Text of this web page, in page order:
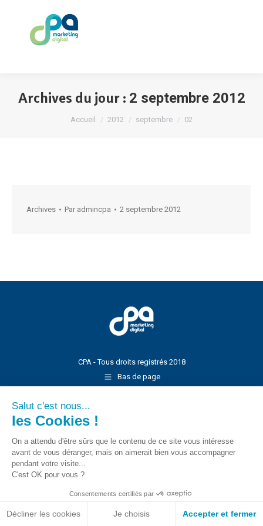
Archives du jour : 2 septembre 2012
Vous êtes ici :
Accueil 2012 septembre 02
Archives Par admincpa 2 septembre 2012
CPA - Tous droits registrés 2018
Bas de page
Salut c'est nous...
les Cookies !
On a attendu d'être sûrs que le contenu de ce site vous intéresse
avant de vous déranger, mais on aimerait bien vous accompagner
pendant votre visite...
C'est OK pour vous ?
Consentements certifiés par
Décliner les cookies Je choisis Accepter et fermer